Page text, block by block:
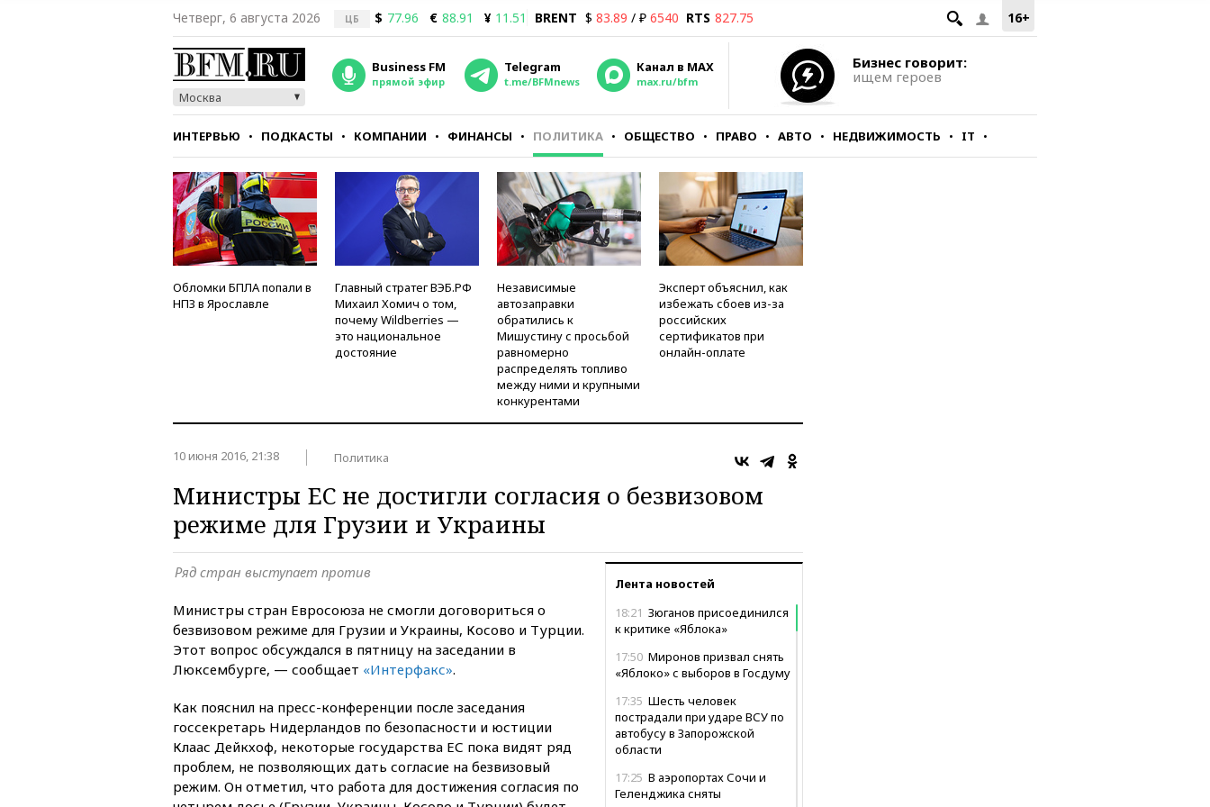
16+
Четверг, 6 августа 2026 ЦБ $ 77.96 € 88.91 ¥ 11.51 BRENT $ 83.89 / ₽ 6540 RTS 827.75
Москва
Business FM
прямой эфир
Telegram
t.me/BFMnews
Канал в MAX
max.ru/bfm
Бизнес говорит:
ищем героев
ИНТЕРВЬЮ ПОДКАСТЫ КОМПАНИИ ФИНАНСЫ ПОЛИТИКА ОБЩЕСТВО ПРАВО АВТО НЕДВИЖИМОСТЬ IT
СТИЛЬ ТЕСТЫ
Обломки БПЛА попали в
НПЗ в Ярославле
Главный стратег ВЭБ.РФ
Михаил Хомич о том,
почему Wildberries —
это национальное
достояние
Независимые
автозаправки
обратились к
Мишустину с просьбой
равномерно
распределять топливо
между ними и крупными
конкурентами
Эксперт объяснил, как
избежать сбоев из-за
российских
сертификатов при
онлайн-оплате
10 июня 2016, 21:38 Политика
Министры ЕС не достигли согласия о безвизовом
режиме для Грузии и Украины
Лента новостей
18:21 Зюганов присоединился
к критике «Яблока»
17:50 Миронов призвал снять
«Яблоко» с выборов в Госдуму
17:35 Шесть человек
пострадали при ударе ВСУ по
автобусу в Запорожской
области
17:25 В аэропортах Сочи и
Геленджика сняты
Ряд стран выступает против
Министры стран Евросоюза не смогли договориться о
безвизовом режиме для Грузии и Украины, Косово и Турции.
Этот вопрос обсуждался в пятницу на заседании в
Люксембурге, — сообщает «Интерфакс».
Как пояснил на пресс-конференции после заседания
госсекретарь Нидерландов по безопасности и юстиции
Клаас Дейкхоф, некоторые государства ЕС пока видят ряд
проблем, не позволяющих дать согласие на безвизовый
режим. Он отметил, что работа для достижения согласия по